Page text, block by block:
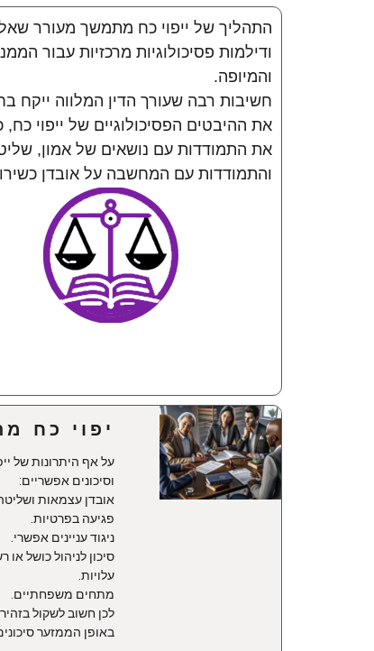
התהליך של ייפוי כח מתמשך מעורר
ודילמות פסיכולוגיות מרכזיות עבור
והמיופה.
חשיבות רבה שעורך הדין המלווה ייקח
את ההיבטים הפסיכולוגיים של ייפוי כח,
את התמודדות עם נושאים של אמון,
והתמודדות עם המחשבה על אובדן
יפוי כח
על אף היתרונות של
וסיכונים אפשריים:
אובדן עצמאות
פגיעה בפרטיות.
ניגוד עניינים אפשרי.
סיכון לניהול כושל או
עלויות.
מתחים משפחתיים.
לכן חשוב לשקול
באופן הממזער